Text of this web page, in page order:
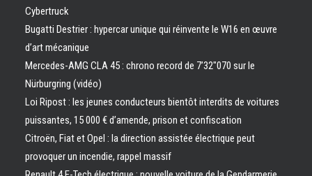
Cybertruck
Bugatti Destrier : hypercar unique qui réinvente le W16 en œuvre
d’art mécanique
Mercedes-AMG CLA 45 : chrono record de 7’32″070 sur le
Nürburgring (vidéo)
Loi Ripost : les jeunes conducteurs bientôt interdits de voitures
puissantes, 15 000 € d’amende, prison et confiscation
Citroën, Fiat et Opel : la direction assistée électrique peut
provoquer un incendie, rappel massif